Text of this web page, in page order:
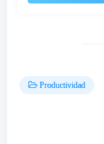
Productividad